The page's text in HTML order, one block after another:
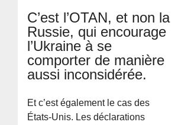
C’est l’OTAN, et non la
Russie, qui encourage
l’Ukraine à se
comporter de manière
aussi inconsidérée.
Et c’est également le cas des
États-Unis. Les déclarations